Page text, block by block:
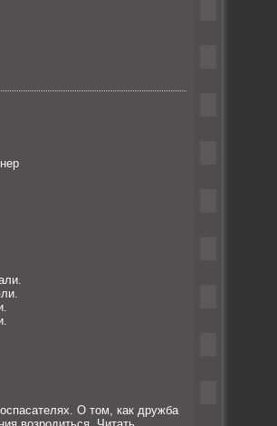
О том, как дружба